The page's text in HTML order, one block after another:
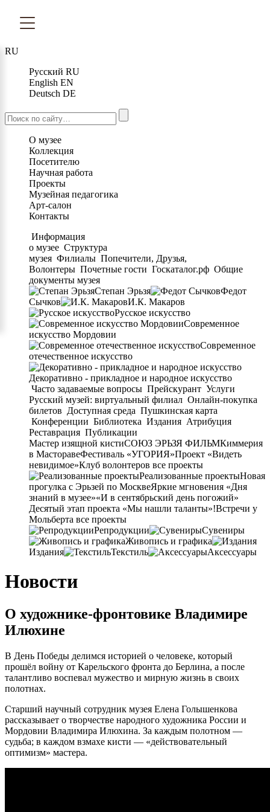
RU
Русский RU
English EN
Deutsch DE
О музее
Коллекция
Посетителю
Научная работа
Проекты
Музейная педагогика
Арт-салон
Контакты
Информация
о музее Структура
музея Филиалы Попечители, Друзья,
Волонтеры Почетные гости Госкаталог.рф Общие
документы музея
Степан Эрьзя
Федот
Сычков
И.К. Макаров
Русское искусство
Современное
искусство Мордовии
Современное
отечественное искусство
Декоративно - прикладное и народное искусство
Часто задаваемые вопросы Прейскурант Услуги
Русский музей: виртуальный филиал Онлайн-покупка
билетов Доступная среда Пушкинская карта
Конференции Библиотека Издания Атрибуция
Реставрация Публикации
Мастер изящной кистиСОЮЗ ЭРЬЗЯ ФИЛЬМКиммерия
в МасторавеФестиваль «УГОРИЯ»Проект «Видеть
невидимое»Клуб волонтеров все проекты
Реализованные проектыНовая
прогулка с Эрьзей по МосквеЯркие мгновения «Дня
знаний в музее»«И в сентябрьский день погожий»
Десятый этап проекта «Мы нашли таланты»!Встречи у
Мольберта все проекты
Репродукции
Сувениры
Живопись и графика
Издания
Текстиль Аксессуары
Новости
О художнике-фронтовике Владимире
Илюхине
В День Победы делимся историей о человеке, который
прошёл войну от Карельского фронта до Берлина, а после
талантливо воспевал мужество и мирную жизнь в своих
полотнах.
Старший научный сотрудник музея Елена Голышенкова
рассказывает о творчестве народного художника России и
Мордовии Владимира Илюхина. За каждым полотном —
судьба; в каждом взмахе кисти — «действовательный
оптимизм» мастера.